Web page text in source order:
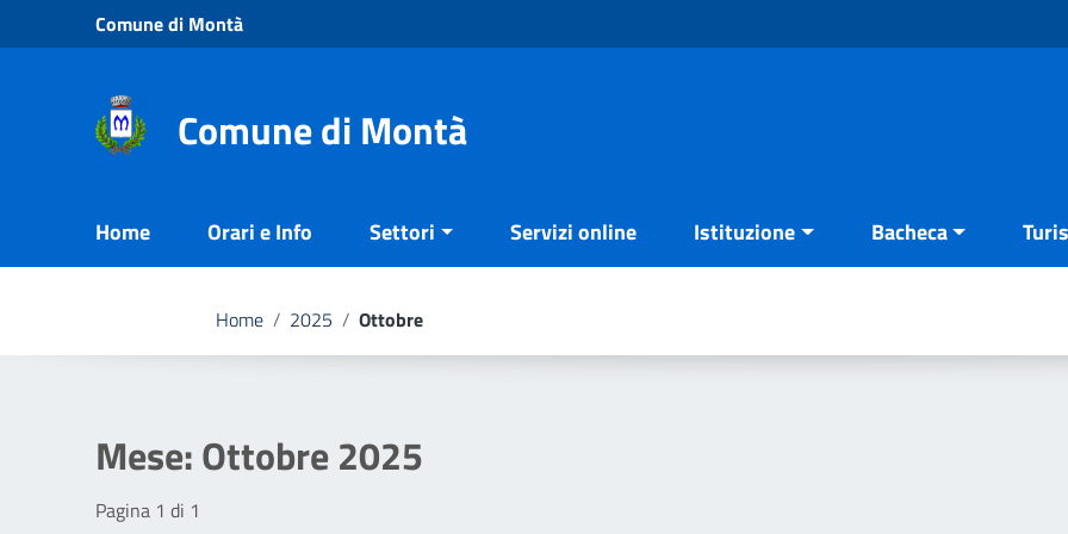
Vai ai contenuti
Vai al menu di navigazione
Comune di Montà
Comune di Montà
Home Orari e Info Settori Servizi online Istituzione Bacheca
Home / 2025 / Ottobre
Mese:Ottobre 2025
Pagina 1 di 1